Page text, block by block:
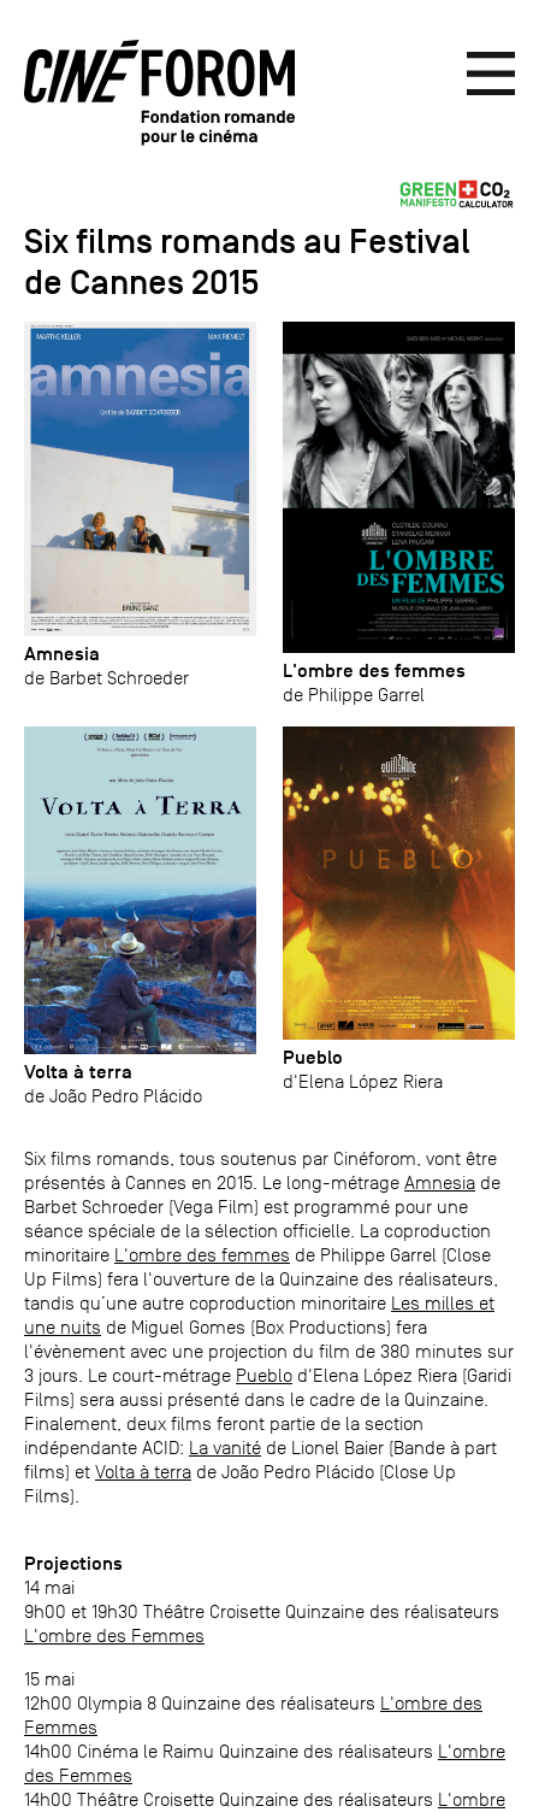
Six films romands au Festival
de Cannes 2015
Amnesia
de Barbet Schroeder L'ombre des femmes
de Philippe Garrel
Volta à terra
de João Pedro Plácido
Pueblo
d'Elena López Riera
Six films romands, tous soutenus par Cinéforom, vont être
présentés à Cannes en 2015. Le long-métrage Amnesia de
Barbet Schroeder (Vega Film) est programmé pour une
séance spéciale de la sélection officielle. La coproduction
minoritaire L'ombre des femmes de Philippe Garrel (Close
Up Films) fera l'ouverture de la Quinzaine des réalisateurs,
tandis qu’une autre coproduction minoritaire Les milles et
une nuits de Miguel Gomes (Box Productions) fera
l'évènement avec une projection du film de 380 minutes sur
3 jours. Le court-métrage Pueblo d'Elena López Riera (Garidi
Films) sera aussi présenté dans le cadre de la Quinzaine.
Finalement, deux films feront partie de la section
indépendante ACID: La vanité de Lionel Baier (Bande à part
films) et Volta à terra de João Pedro Plácido (Close Up
Films).
Projections
14 mai
9h00 et 19h30 Théâtre Croisette Quinzaine des réalisateurs
L'ombre des Femmes
15 mai
12h00 Olympia 8 Quinzaine des réalisateurs L'ombre des
Femmes
14h00 Cinéma le Raimu Quinzaine des réalisateurs L'ombre
des Femmes
14h00 Théâtre Croisette Quinzaine des réalisateurs L'ombre